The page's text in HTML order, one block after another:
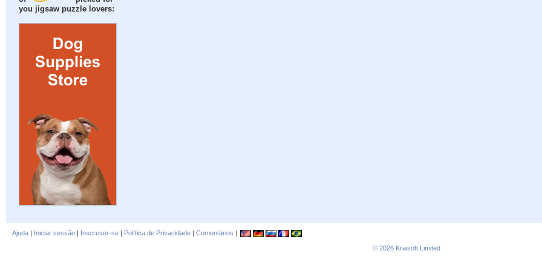
you jigsaw puzzle lovers:
Ajuda | Iniciar sessão | Inscrever-se | Política de Privacidade | Comentários |
© 2026 Kraisoft Limited